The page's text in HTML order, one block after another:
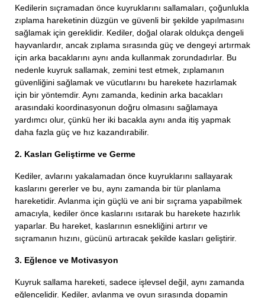
Kedilerin sıçramadan önce kuyruklarını sallamaları, çoğunlukla
zıplama hareketinin düzgün ve güvenli bir şekilde yapılmasını
sağlamak için gereklidir. Kediler, doğal olarak oldukça dengeli
hayvanlardır, ancak zıplama sırasında güç ve dengeyi artırmak
için arka bacaklarını aynı anda kullanmak zorundadırlar. Bu
nedenle kuyruk sallamak, zemini test etmek, zıplamanın
güvenliğini sağlamak ve vücutlarını bu harekete hazırlamak
için bir yöntemdir. Aynı zamanda, kedinin arka bacakları
arasındaki koordinasyonun doğru olmasını sağlamaya
yardımcı olur, çünkü her iki bacakla aynı anda itiş yapmak
daha fazla güç ve hız kazandırabilir.
2. Kasları Geliştirme ve Germe
Kediler, avlarını yakalamadan önce kuyruklarını sallayarak
kaslarını gererler ve bu, aynı zamanda bir tür planlama
hareketidir. Avlanma için güçlü ve ani bir sıçrama yapabilmek
amacıyla, kediler önce kaslarını ısıtarak bu harekete hazırlık
yaparlar. Bu hareket, kaslarının esnekliğini artırır ve
sıçramanın hızını, gücünü artıracak şekilde kasları geliştirir.
3. Eğlence ve Motivasyon
Kuyruk sallama hareketi, sadece işlevsel değil, aynı zamanda
eğlencelidir. Kediler, avlanma ve oyun sırasında dopamin